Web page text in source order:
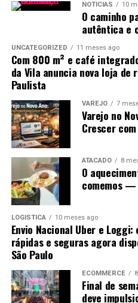
NOTÍCIAS 10
O caminho
autêntica e
UNCATEGORIZED 11 meses ago
Com 800 m² e café
da Vila anuncia nova loja de
Paulista
VAREJO 7
Varejo no
Crescer
ATACADO 8
O
comemos —
LOGISTICA 10 meses ago
Envio Nacional Uber e
rápidas e seguras agora
São Paulo
ECOMMERCE
Final de
deve